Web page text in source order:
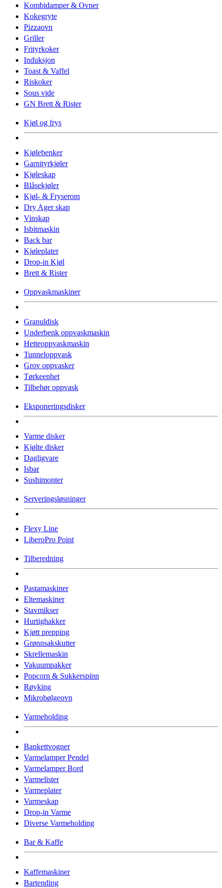
Kombidamper & Ovner
Kokegryte
Pizzaovn
Griller
Frityrkoker
Induksjon
Toast & Vaffel
Riskoker
Sous vide
GN Brett & Rister
Kjøl og frys
Kjølebenker
Garnityrkjøler
Kjøleskap
Blåsekjøler
Kjøl- & Fryserom
Dry Ager skap
Vinskap
Isbitmaskin
Back bar
Kjøleplater
Drop-in Kjøl
Brett & Rister
Oppvaskmaskiner
Granuldisk
Underbenk oppvaskmaskin
Hetteoppvaskmaskin
Tunneloppvask
Grov oppvasker
Tørkeenhet
Tilbehør oppvask
Eksponeringsdisker
Varme disker
Kjølte disker
Dagligvare
Isbar
Sushimonter
Serveringsløsninger
Flexy Line
LiberoPro Point
Tilberedning
Pastamaskiner
Eltemaskiner
Stavmikser
Hurtighakker
Kjøtt prepping
Grønnsakskutter
Skrellemaskin
Vakuumpakker
Popcorn & Sukkerspinn
Røyking
Mikrobølgeovn
Varmeholding
Bankettvogner
Varmelamper Pendel
Varmelamper Bord
Varmelister
Varmeplater
Varmeskap
Drop-in Varme
Diverse Varmeholding
Bar & Kaffe
Kaffemaskiner
Bartending